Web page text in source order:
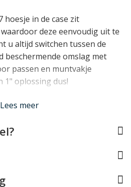
hoesje in de case zit
deze eenvoudig uit te
u altijd switchen tussen de
beschermende omslag met
passen en muntvakje
1" oplossing dus!
Hoesje
pasjes, een groter steekvak
u uw traditionele
Lees meer